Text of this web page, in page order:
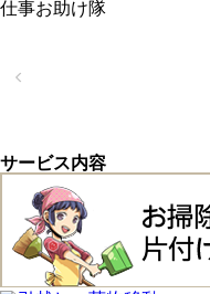
サービス内容